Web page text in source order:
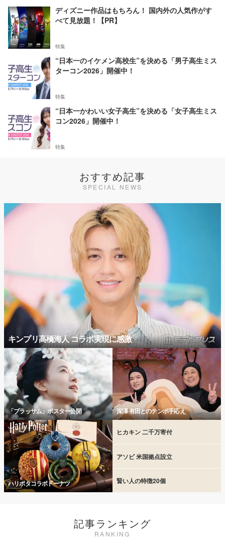
ディズニー作品はもちろん！ 国内外の人気作がす
べて見放題！【PR】
特集
“日本一のイケメン高校生”を決める「男子高生ミス
ターコン2026」開催中！
特集
“日本一かわいい女子高生”を決める「女子高生ミス
コン2026」開催中！
特集
おすすめ記事
SPECIAL NEWS
キンプリ高橋海人 コラボ実現に感激
「ブラッサム」ポスター公開 深澤 有田とのテンポ手応え
ハリポタコラボドーナツ
ヒカキン 二千万寄付
アソビ 米国拠点設立
賢い人の特徴20個
記事ランキング
RANKING